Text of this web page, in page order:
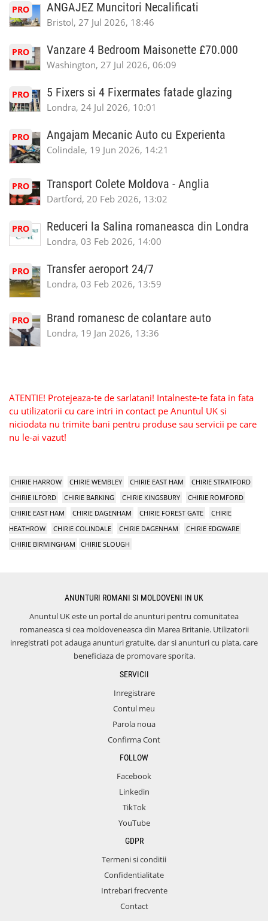
PRO ANGAJEZ Muncitori Necalificati
Bristol, 27 Jul 2026, 18:46
PRO Vanzare 4 Bedroom Maisonette £70.000
Washington, 27 Jul 2026, 06:09
PRO 5 Fixers si 4 Fixermates fatade glazing
Londra, 24 Jul 2026, 10:01
PRO Angajam Mecanic Auto cu Experienta
Colindale, 19 Jun 2026, 14:21
PRO Transport Colete Moldova - Anglia
Dartford, 20 Feb 2026, 13:02
PRO Reduceri la Salina romaneasca din Londra
Londra, 03 Feb 2026, 14:00
PRO Transfer aeroport 24/7
Londra, 03 Feb 2026, 13:59
PRO Brand romanesc de colantare auto
Londra, 19 Jan 2026, 13:36
ATENTIE! Protejeaza-te de sarlatani! Intalneste-te fata in fata
cu utilizatorii cu care intri in contact pe Anuntul UK si
niciodata nu trimite bani pentru produse sau servicii pe care
nu le-ai vazut!
CHIRIE HARROW CHIRIE WEMBLEY CHIRIE EAST HAM
CHIRIE STRATFORD
CHIRIE ILFORD
CHIRIE BARKING CHIRIE KINGSBURY
CHIRIE ROMFORD
CHIRIE EAST HAM
CHIRIE DAGENHAM CHIRIE FOREST GATE
CHIRIE
HEATHROW
CHIRIE COLINDALE CHIRIE DAGENHAM
CHIRIE EDGWARE
CHIRIE BIRMINGHAM
CHIRIE SLOUGH
ANUNTURI ROMANI SI MOLDOVENI IN UK
Anuntul UK este un portal de anunturi pentru comunitatea
romaneasca si cea moldoveneasca din Marea Britanie. Utilizatorii
inregistrati pot adauga anunturi gratuite, dar si anunturi cu plata, care
beneficiaza de promovare sporita.
SERVICII
Inregistrare
Contul meu
Parola noua
Confirma Cont
FOLLOW
Facebook
Linkedin
TikTok
YouTube
GDPR
Termeni si conditii
Confidentialitate
Intrebari frecvente
Contact